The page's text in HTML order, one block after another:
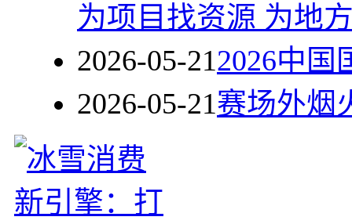
为项目找资源 为地
2026-05-212026中国
2026-05-21赛场外烟